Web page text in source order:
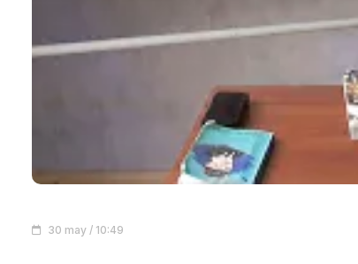
30 may / 10:49